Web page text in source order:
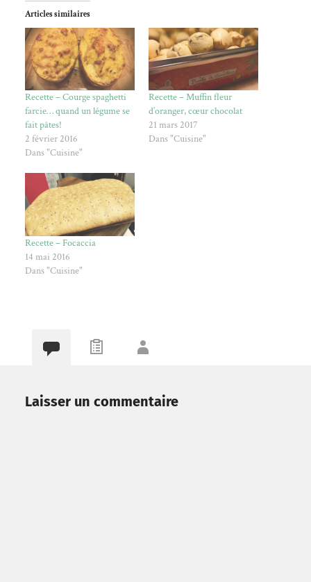
Articles similaires
Recette – Courge spaghetti
farcie… quand un légume se
fait pâtes!
2 février 2016
Dans "Cuisine"
Recette – Muffin fleur
d’oranger, cœur chocolat
21 mars 2017
Dans "Cuisine"
Recette – Focaccia
14 mai 2016
Dans "Cuisine"
Laisser un commentaire